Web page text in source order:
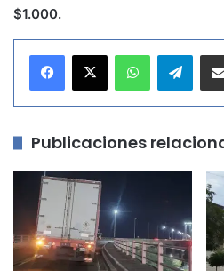
$1.000.
Telegram
Publicaciones